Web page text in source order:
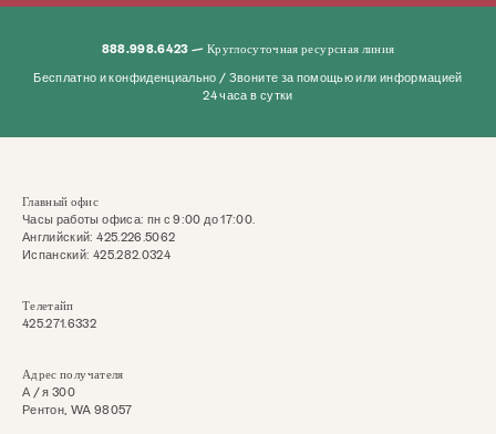
888.998.6423 — Круглосуточная ресурсная линия
Бесплатно и конфиденциально / Звоните за помощью или информацией
24 часа в сутки
Главный офис
Часы работы офиса: пн с 9:00 до 17:00.
Английский: 425.226.5062
Испанский: 425.282.0324
Телетайп
425.271.6332
Адрес получателя
А / я 300
Рентон, WA 98057